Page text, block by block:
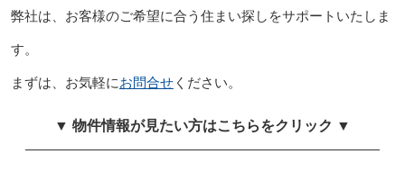
弊社は、お客様のご希望に合う住まい探しをサポートいたしま
す。
まずは、お気軽にお問合せください。
▼ 物件情報が見たい方はこちらをクリック ▼